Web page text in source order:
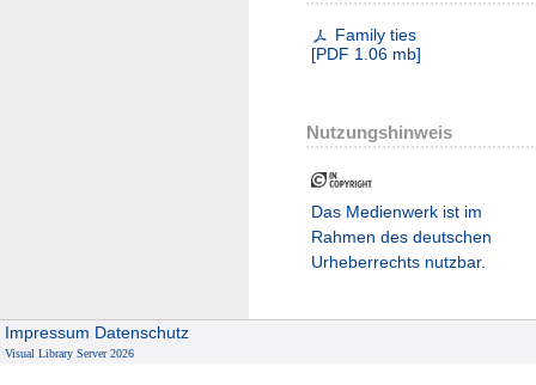
Family ties
[PDF 1.06 mb]
Nutzungshinweis
Das Medienwerk ist im
Rahmen des deutschen
Urheberrechts nutzbar.
Impressum Datenschutz
Visual Library Server 2026